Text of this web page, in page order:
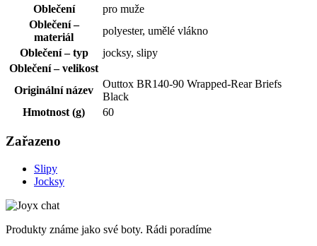
Oblečení
pro muže
Oblečení –
materiál
polyester, umělé vlákno
Oblečení – typ
jocksy, slipy
Oblečení – velikost
Originální název
Outtox BR140-90 Wrapped-Rear Briefs
Black
Hmotnost (g)
60
Zařazeno
Slipy
Jocksy
Produkty známe jako své boty. Rádi poradíme